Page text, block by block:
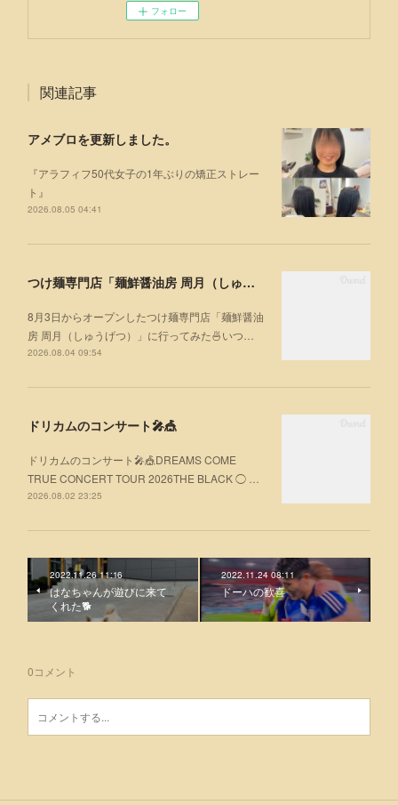
フォロー
関連記事
アメブロを更新しました。
『アラフィフ50代女子の1年ぶりの矯正ストレー
ト』
2026.08.05 04:41
つけ麺専門店「麺鮮醤油房 周月（しゅうげつ）」⁡ に行ってみた🍜
8月3日からオープンしたつけ麺専門店「麺鮮醤油
房 周月（しゅうげつ）」⁡に行ってみた🍜いつ…
2026.08.04 09:54
ドリカムのコンサート🎤🎪
ドリカムのコンサート🎤🎪DREAMS COME
TRUE CONCERT TOUR 2026THE BLACK ◯ …
2026.08.02 23:25
2022.11.26 11:16
はなちゃんが遊びに来て
くれた🐕
2022.11.24 08:11
ドーハの歓喜
0コメント